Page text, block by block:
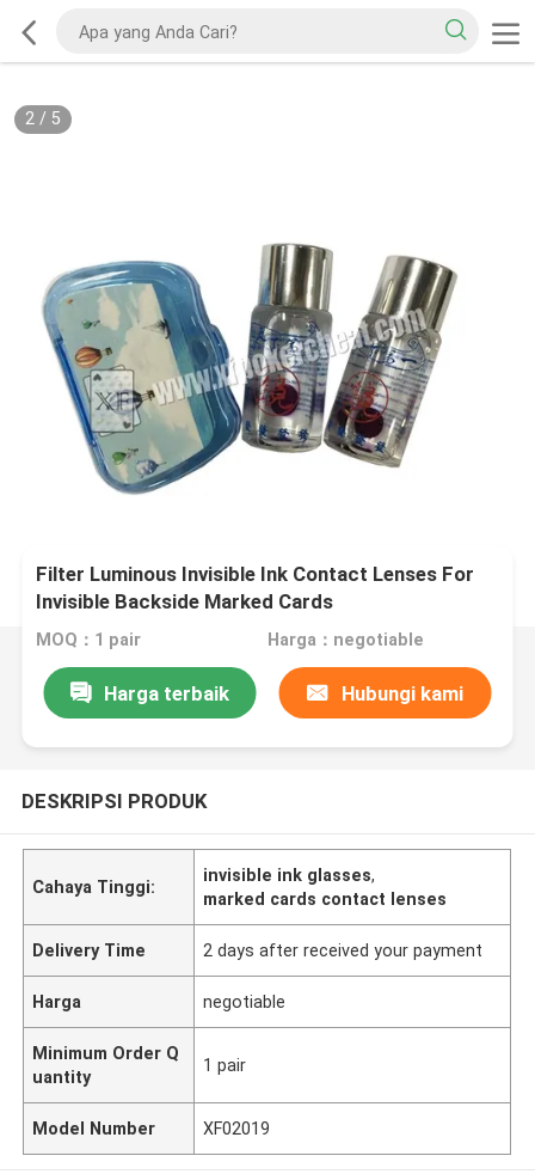
2/ 5
Filter Luminous Invisible Ink Contact Lenses For
Invisible Backside Marked Cards
MOQ：1 pair Harga：negotiable
Harga terbaik Hubungi kami
DESKRIPSI PRODUK
Cahaya Tinggi:
invisible ink glasses,
marked cards contact lenses
Delivery Time 2 days after received your payment
Harga negotiable
Minimum Order Q
uantity
1 pair
Model Number XF02019